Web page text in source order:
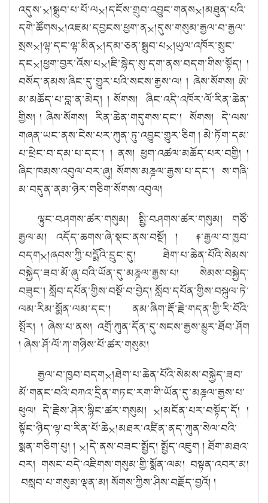
འདུས་྾།སྒྲུབ་པ་པོ་ལ྾།དངོས་གྲུབ་འབྱུང་གནས྾།མཐུན་པའི་
དགེ་ཚོགས྾།འཇམ་དབྱངས་ཕྱག་ན྾།དུས་གསུམ་རྒྱལ་བ་རྒྱལ་
སྲས྾།ལྷ་དང་ལྷ་མིན྾།དམ་ཅན་སྒྲུབ་པ྾།ཡུལ་འཁོར་སྲུང་
དང྾།ཕྱག་བྱར་འོས་པ྾།ཇི་སྙེད་སུ་དག་ནས་བདག་གིས་སྟོད། །
བསོད་ནམས་ཞིང་དུ་གྱུར་པའི་སངས་རྒྱས་ལ།། ཞེས་སོགས། ཨེ་
མ་མཆོད་པ་བླ་ན་མེད། ། སོགས། ཞིང་འདི་འཁོར་ལོ་རིན་ཆེན་
གྱིས།། ཞེས་སོགས། རིན་ཆེན་གདུགས་དང་། སོགས། དེ་ལས་
གཞན་ཡང་ནས་ངེས་པར་ཀུན་ཏུ་འབྱུང་གྱུར་ཅིག ། མེ་ཏོག་དམ་
པ་ཕྲེང་བ་དམ་པ་དང་། ། ནས། ཕྱག་འཚལ་མཆོད་པར་བགྱི། །
ཞིང་ཁམས་འབུལ་བར་ཞུ། སོགས་མཎྜལ་རྒྱས་པ་དང་། ས་གཞི་
མ་བདུན་ནམ་ཉེར་གཅིག་སོགས་འབུལ།
ལྟུང་བཤགས་ཚར་གསུམ། སྤྱི་བཤགས་ཚར་གསུམ། གཙོ་
རྒྱལ་མ། འདོད་ཆགས་ཞེ་སྡང་ནས་བསྔོ། ། ༈་རྒྱལ་བ་ཁྱབ་
བདག྾།ཞབས་ཀྱི་པདྨོའི་དྲུང་དུ། ཐེག་པ་ཆེན་པོའི་སེམས་
བསྐྱེད་ཟབ་མོ་ཞུ་བའི་ཡོན་དུ་མཎྜལ་རྒྱས་པ། སེམས་བསྐྱེད་
བཟུང་། སློབ་དཔོན་གྱིས་བསྔོ་བ་བྱེད། སློབ་དཔོན་གྱིས་བསྐུལ་ཏེ་
ལམ་རིམ་སྨོན་ལམ་དང་། ནམ་ཞིག་རྡོ་རྗེ་གདན་གྱི་རི་བོའི་
སྤོར། ། ཞེས་པ་ནས།འགྲོ་ཀུན་དོན་དུ་སངས་རྒྱས་མྱུར་ཐོབ་ཤོག
། ཞེས་ཤོ་ལོ་ཀ་གཉིས་པོ་ཚར་གསུམ།
རྒྱལ་བ་ཁྱབ་བདག྾།ཐེག་པ་ཆེན་པོའི་སེམས་བསྐྱེད་ཟབ་
མོ་གནང་བའི་བཀའ་དྲིན་གཏང་རག་གི་ཡོན་དུ་མཎྜལ་རྒྱས་པ་
ཕུལ། དེ་རྗེས་ཤེར་སྙིང་ཚར་གསུམ། ྾།མངོན་པར་བསྟོད་དོ། །
སྟོང་ཉིད་ལྟ་བ་རིན་པོ་ཆེ྾།མཐར་འཛིན་ནད་ཀུན་སེལ་བའི་
སྨན་གཅིག་པུ།། ྾།དེ་ནས་བཟང་སྤྱོད།སྤྱོད་འཇུག ། ཐོག་མཐའ་
བར། གསང་བདེ་འཇིགས་གསུམ་གྱི་སྨོན་ལམ། བསྟན་འབར་མ།
བསླབ་པ་གསུམ་ལྡན་མ། སོགས་ཀྱིས་ཤིས་བརྗོད་བྱའོ། །